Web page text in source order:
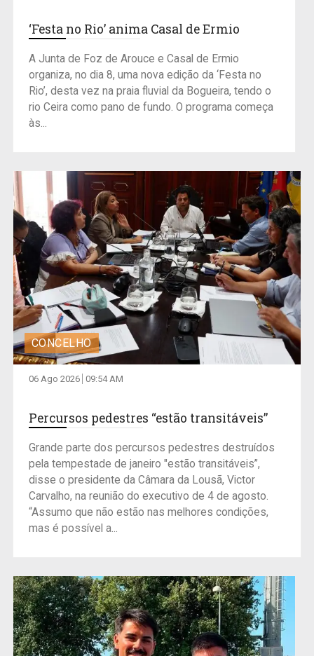
‘Festa no Rio’ anima Casal de Ermio
A Junta de Foz de Arouce e Casal de Ermio
organiza, no dia 8, uma nova edição da ‘Festa no
Rio’, desta vez na praia fluvial da Bogueira, tendo o
rio Ceira como pano de fundo. O programa começa
às...
CONCELHO
06 Ago 2026 09:54 AM
Percursos pedestres “estão transitáveis”
Grande parte dos percursos pedestres destruídos
pela tempestade de janeiro "estão transitáveis”,
disse o presidente da Câmara da Lousã, Victor
Carvalho, na reunião do executivo de 4 de agosto.
“Assumo que não estão nas melhores condições,
mas é possível a...